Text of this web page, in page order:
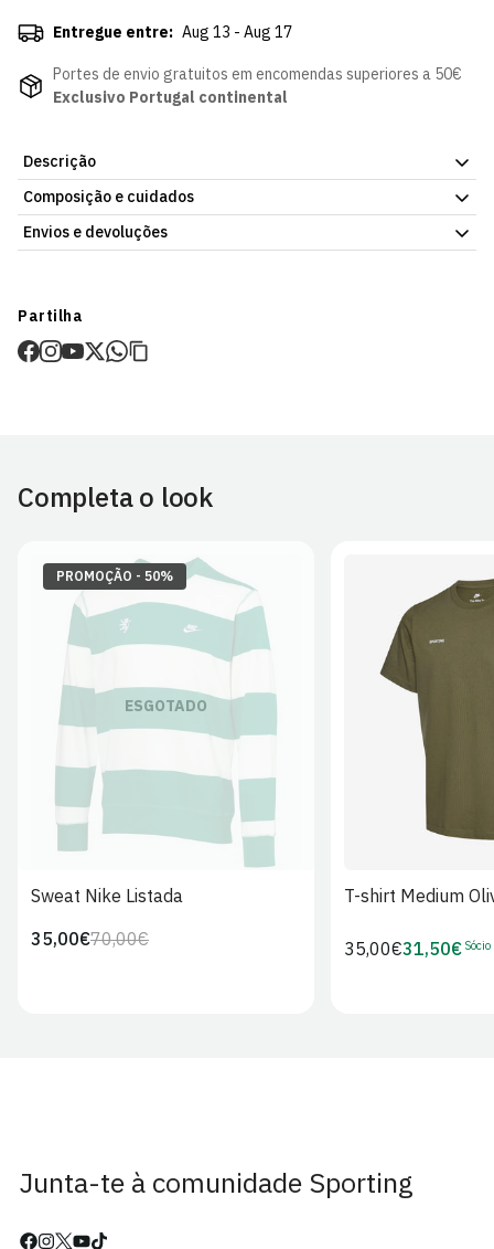
Entregue entre: Aug 13 - Aug 17
Portes de envio gratuitos em encomendas superiores a 50€
Exclusivo Portugal continental
Descrição
Bola Mini Alpha SCP Tº2, da Loja Verde Online. Acabamento
cuidado, para brincar ou para coleção. Disponível na Loja Verde
Online.
Composição e cuidados
Envios e devoluções
Prazo estimado de entrega varia consoante o destino e método
de envio.
Artigos personalizados não podem ser devolvidos.
de EnvioeDevoluções
Partilha
Completa o look
PROMOÇÃO - 50%
ESGOTADO
Sweat Nike Listada
Preço
70,00€Preço
35,00€
T-shirt Medium
Preço
35,00€Preço
31,50€ Sócio
Junta-te à comunidade Sporting